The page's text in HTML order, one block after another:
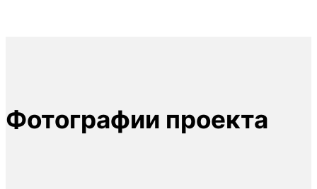
Фотографии проекта